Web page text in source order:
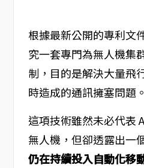
根據最新公開的專利文
究一套專門為無人機集
制，目的是解決大量飛
時造成的通訊擁塞問題。
這項技術雖然未必代表
無人機，但卻透露出一
仍在持續投入自動化移